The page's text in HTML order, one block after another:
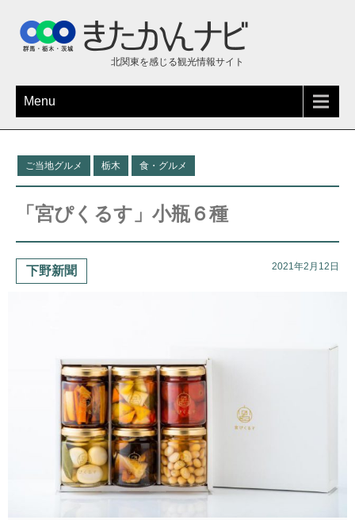
北関東を感じる観光情報サイト
Menu
ご当地グルメ 栃木 食・グルメ
「宮ぴくるす」小瓶６種
下野新聞 2021年2月12日